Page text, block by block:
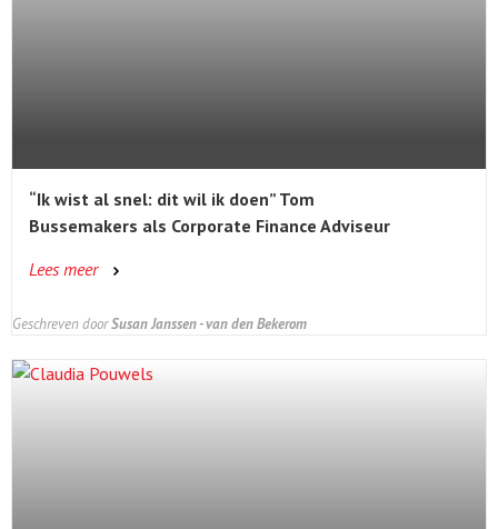
“Ik wist al snel: dit wil ik doen” Tom
Bussemakers als Corporate Finance Adviseur
Lees meer
Geschreven doorSusan Janssen - van den Bekerom